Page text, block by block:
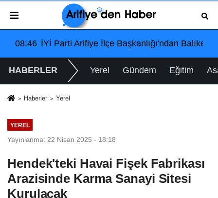
Büyük Bayrak Mitingi İçin Ulaşım ve Katılım
12:54 Arifiye Sanayi Sitesi'nde Tehlikeli Patlama:
HABERLER Yerel Gündem Eğitim
Haberler Yerel
YEREL
Yayınlanma: 22 Nisan 2025 - 18:18
Hendek'teki Havai Fişek Fabrikası
Arazisinde Karma Sanayi Sitesi
Kurulacak